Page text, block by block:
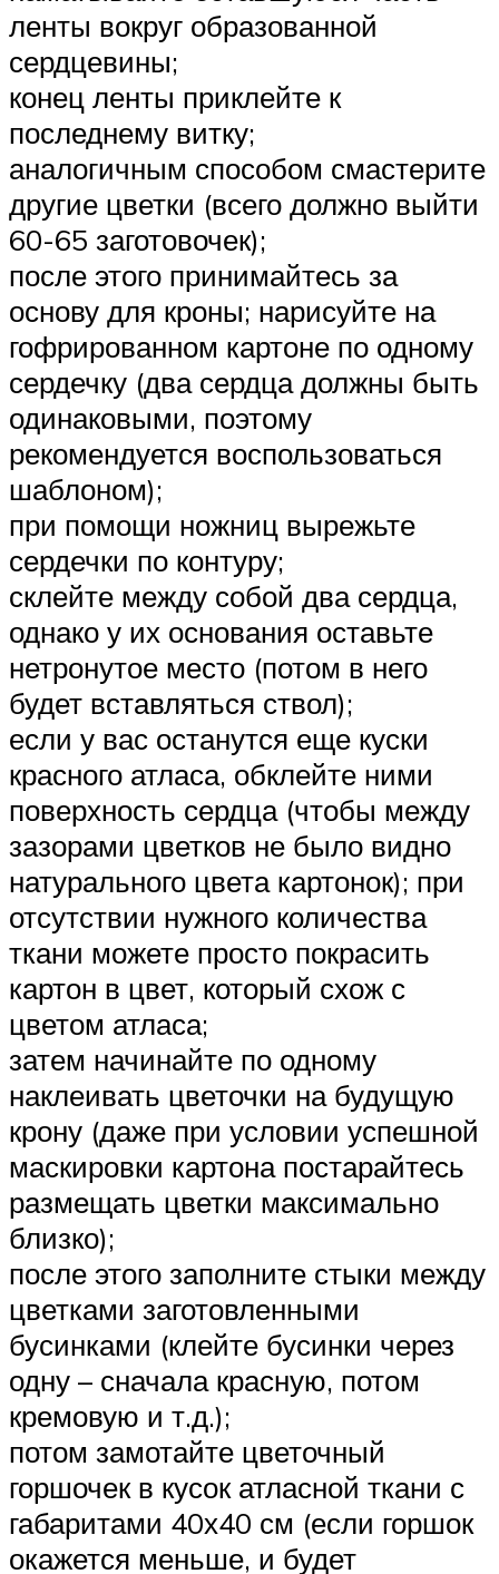
ленты вокруг образованной
сердцевины;
конец ленты приклейте к
последнему витку;
аналогичным способом смастерите
другие цветки (всего должно выйти
60-65 заготовочек);
после этого принимайтесь за
основу для кроны; нарисуйте на
гофрированном картоне по одному
сердечку (два сердца должны быть
одинаковыми, поэтому
рекомендуется воспользоваться
шаблоном);
при помощи ножниц вырежьте
сердечки по контуру;
склейте между собой два сердца,
однако у их основания оставьте
нетронутое место (потом в него
будет вставляться ствол);
если у вас останутся еще куски
красного атласа, обклейте ними
поверхность сердца (чтобы между
зазорами цветков не было видно
натурального цвета картонок); при
отсутствии нужного количества
ткани можете просто покрасить
картон в цвет, который схож с
цветом атласа;
затем начинайте по одному
наклеивать цветочки на будущую
крону (даже при условии успешной
маскировки картона постарайтесь
размещать цветки максимально
близко);
после этого заполните стыки между
цветками заготовленными
бусинками (клейте бусинки через
одну – сначала красную, потом
кремовую и т.д.);
потом замотайте цветочный
горшочек в кусок атласной ткани с
габаритами 40х40 см (если горшок
окажется меньше, и будет